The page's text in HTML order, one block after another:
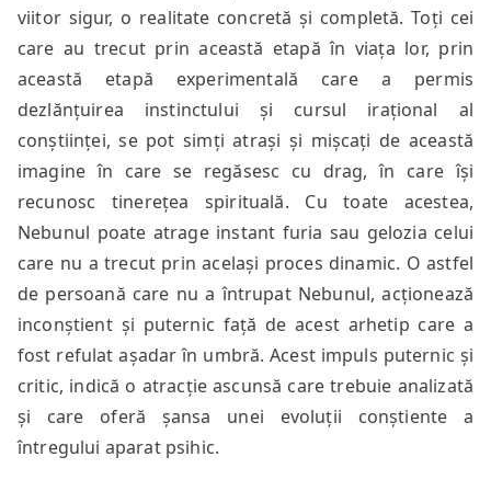
viitor sigur, o realitate concretă și completă. Toți cei
care au trecut prin această etapă în viața lor, prin
această etapă experimentală care a permis
dezlănțuirea instinctului și cursul irațional al
conștiinței, se pot simți atrași și mișcați de această
imagine în care se regăsesc cu drag, în care își
recunosc tinerețea spirituală. Cu toate acestea,
Nebunul poate atrage instant furia sau gelozia celui
care nu a trecut prin același proces dinamic. O astfel
de persoană care nu a întrupat Nebunul, acționează
inconștient și puternic față de acest arhetip care a
fost refulat așadar în umbră. Acest impuls puternic și
critic, indică o atracție ascunsă care trebuie analizată
și care oferă șansa unei evoluții conștiente a
întregului aparat psihic.